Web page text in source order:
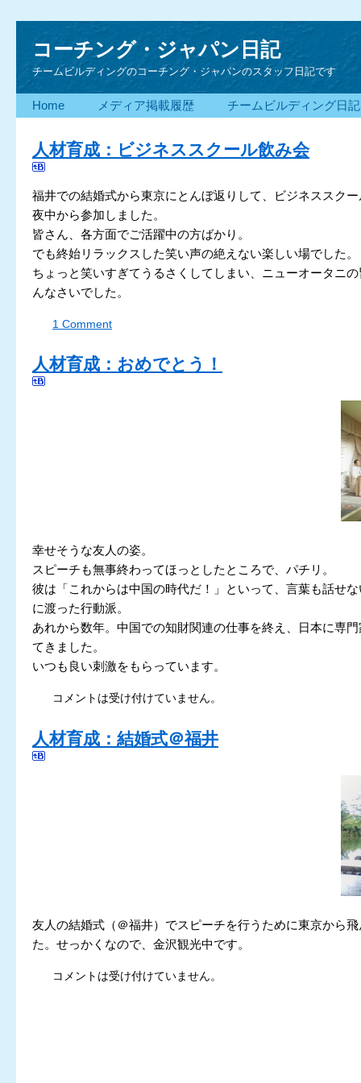
コーチング・ジャパン日記
チームビルディングのコーチング・ジャパンのスタッフ日記です
Home メディア掲載履歴 チームビルディング日記
人材育成：ビジネススクール飲み会
福井での結婚式から東京にとんぼ返りして、ビジネススク
夜中から参加しました。
皆さん、各方面でご活躍中の方ばかり。
でも終始リラックスした笑い声の絶えない楽しい場でした。
ちょっと笑いすぎてうるさくしてしまい、ニューオータニ
んなさいでした。
1 Comment
人材育成：おめでとう！
幸せそうな友人の姿。
スピーチも無事終わってほっとしたところで、パチリ。
彼は「これからは中国の時代だ！」といって、言葉も話せ
に渡った行動派。
あれから数年。中国での知財関連の仕事を終え、日本に専
てきました。
いつも良い刺激をもらっています。
コメントは受け付けていません。
人材育成：結婚式＠福井
友人の結婚式（＠福井）でスピーチを行うために東京から
た。せっかくなので、金沢観光中です。
コメントは受け付けていません。